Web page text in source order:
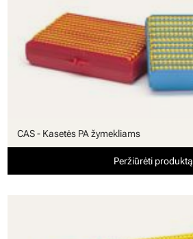
CAS - Kasetės PA žymekliams
Peržiūrėti produktą